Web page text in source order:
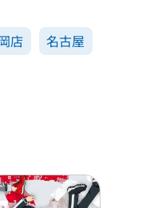
店
名古屋